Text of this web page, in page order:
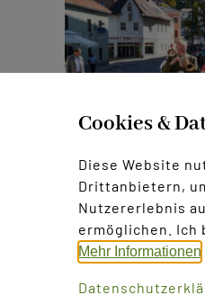
19. Juni 2021
Cookies &
Diese Website
Drittanbietern,
Nutzererlebnis
ermöglichen. Ich
Mehr Informationen